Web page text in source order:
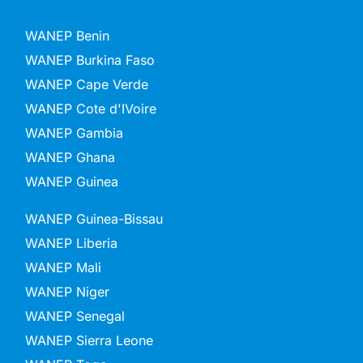
WANEP Benin
WANEP Burkina Faso
WANEP Cape Verde
WANEP Cote d'IVoire
WANEP Gambia
WANEP Ghana
WANEP Guinea
WANEP Guinea-Bissau
WANEP Liberia
WANEP Mali
WANEP Niger
WANEP Senegal
WANEP Sierra Leone